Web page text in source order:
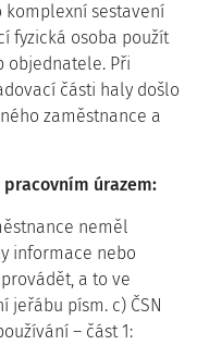
sestavení
fyzická osoba použít
objednatele. Při
části haly došlo
zaměstnance a
úrazem:
neměl
informace nebo
a to ve
jeřábu písm. c) ČSN
– část 1: